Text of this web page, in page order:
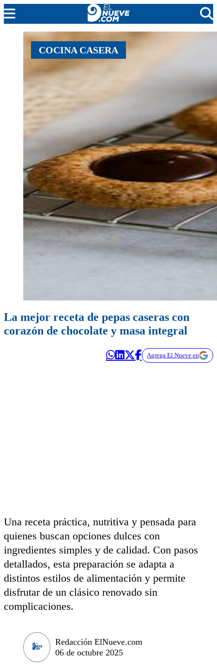
MENDOZA
CADA DÍA
ARGENTINA
PROTAGONISTAS
EL NUEVE STREAMS
PROGRAMACIÓN
COCINA CASERA
La mejor receta de pepas caseras con
corazón de chocolate y masa integral
Agrega El Nueve en
Una receta práctica, nutritiva y pensada para
quienes buscan opciones dulces con
ingredientes simples y de calidad. Con pasos
detallados, esta preparación se adapta a
distintos estilos de alimentación y permite
disfrutar de un clásico renovado sin
complicaciones.
Redacción ElNueve.com
06 de octubre 2025